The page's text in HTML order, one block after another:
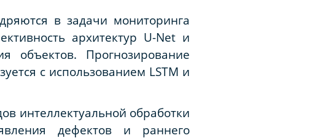
в задачи мониторинга
архитектур U-Net и
объектов. Прогнозирование
с использованием LSTM и
интеллектуальной обработки
дефектов и раннего